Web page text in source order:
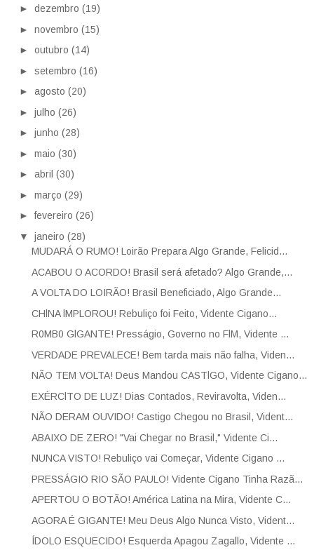
► dezembro (19)
► novembro (15)
► outubro (14)
► setembro (16)
► agosto (20)
► julho (26)
► junho (28)
► maio (30)
► abril (30)
► março (29)
►fevereiro (26)
▼ janeiro (28)
MUDARÁ O RUMO! Loirão Prepara Algo Grande, Felicid...
ACABOU O ACORDO! Brasil será afetado? Algo Grande,...
A VOLTA DO LOIRÃO! Brasil Beneficiado, Algo Grande...
CHlNA lMPLOROU! Rebuliço foi Feito, Vidente Cigano...
R0MB0 GlGANTE! Presságio, Governo no FlM, Vidente ...
VERDADE PREVALECE! Bem tarda mais não falha, Viden...
NÃO TEM VOLTA! Deus Mandou CASTlGO, Vidente Cigano...
EXÉRClTO DE LUZ! Dias Contados, Reviravolta, Viden...
NÃO DERAM OUVIDO! Castigo Chegou no Brasil, Vident...
ABAIXO DE ZERO! "Vai Chegar no Brasil," Vidente Ci...
NUNCA VISTO! Rebuliço vai Começar, Vidente Cigano ...
PRESSÁGIO RIO SÃO PAULO! Vidente Cigano Tinha Razã...
APERTOU O BOTÃO! América Latina na Mira, Vidente C...
AGORA É GIGANTE! Meu Deus Algo Nunca Visto, Vident...
ÍDOLO ESQUECIDO! Esquerda Apagou Zagallo, Vidente ...